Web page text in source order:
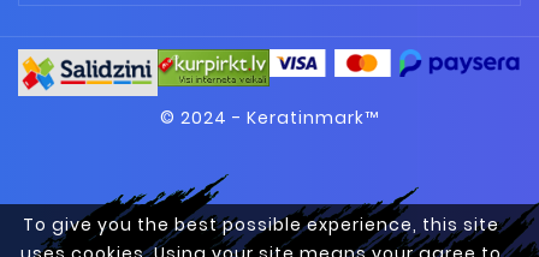
To give you the best possible experience, this site
© 2024 - Keratinmark™